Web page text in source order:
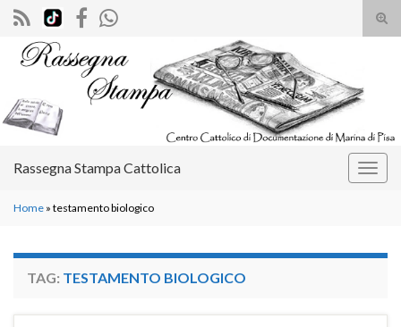
il
Search for:
Rassegna Stampa Cattolica
Home » testamento biologico
TAG: TESTAMENTO BIOLOGICO